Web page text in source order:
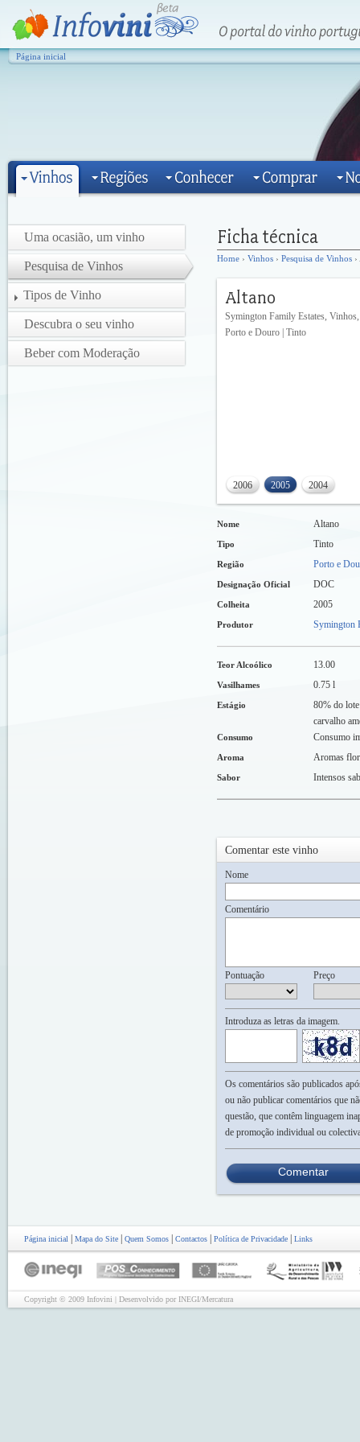
Página inicial
Uma ocasião, um vinho
Pesquisa de Vinhos
Tipos de Vinho
Descubra o seu vinho
Beber com Moderação
Home › Vinhos › Pesquisa de Vinhos
Symington Family Estates,
Porto e Douro | Tinto
2006 2005 2004
Nome Altano
Tipo Tinto
Região Porto e
Designação Oficial DOC
Colheita 2005
Produtor Symington
Teor Alcoólico 13.00
Vasilhames 0.75 l
Estágio
80% do
carvalho
Consumo Consumo
Aroma Aromas
Sabor Intensos
Comentar este vinho
Nome
Comentário
Pontuação Preço
Introduza as letras da imagem.
Os comentários são publicados
ou não publicar comentários que
questão, que contêm linguagem
de promoção individual ou
Comentar
Página inicial | Mapa do Site | Quem Somos | Contactos | Política de Privacidade | Links
Copyright © 2009 Infovini | Desenvolvido por INEGI/Mercatura